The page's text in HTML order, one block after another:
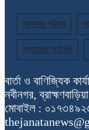
আমাদের পরিবার
ব্যবহারের শর্তাবলি
বার্তা ও বাণিজ্যিক
নবীনগর,
মোবাইল :